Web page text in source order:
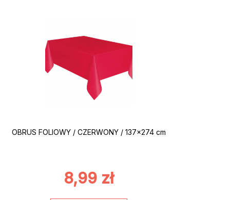
OBRUS FOLIOWY / CZERWONY / 137×274 cm
8,99 zł